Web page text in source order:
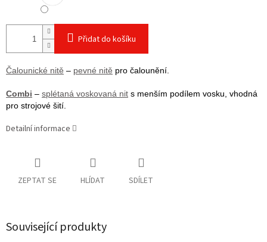
Přidat do košíku
Čalounické nitě – pevné nitě pro čalounění.
Combi – splétaná voskovaná nit s menším podílem vosku, vhodná
pro strojové šití.
Detailní informace
ZEPTAT SE HLÍDAT SDÍLET
Související produkty